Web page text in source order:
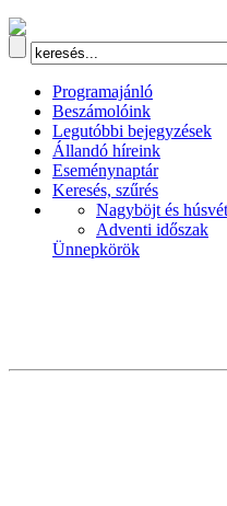
Programajánló
Beszámolóink
Legutóbbi bejegyzések
Állandó híreink
Eseménynaptár
Keresés, szűrés
Nagyböjt és húsvét
Adventi időszak
Ünnepkörök